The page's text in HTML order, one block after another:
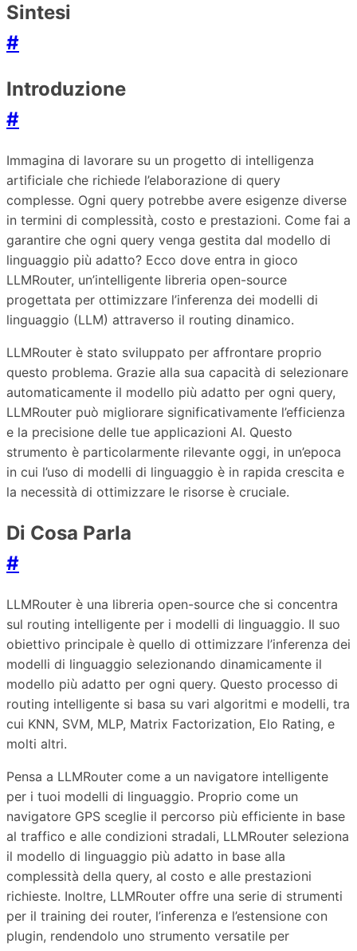
Sintesi
#
Introduzione
#
Immagina di lavorare su un progetto di intelligenza
artificiale che richiede l’elaborazione di query
complesse. Ogni query potrebbe avere esigenze diverse
in termini di complessità, costo e prestazioni. Come fai a
garantire che ogni query venga gestita dal modello di
linguaggio più adatto? Ecco dove entra in gioco
LLMRouter, un’intelligente libreria open-source
progettata per ottimizzare l’inferenza dei modelli di
linguaggio (LLM) attraverso il routing dinamico.
LLMRouter è stato sviluppato per affrontare proprio
questo problema. Grazie alla sua capacità di selezionare
automaticamente il modello più adatto per ogni query,
LLMRouter può migliorare significativamente l’efficienza
e la precisione delle tue applicazioni AI. Questo
strumento è particolarmente rilevante oggi, in un’epoca
in cui l’uso di modelli di linguaggio è in rapida crescita e
la necessità di ottimizzare le risorse è cruciale.
Di Cosa Parla
#
LLMRouter è una libreria open-source che si concentra
sul routing intelligente per i modelli di linguaggio. Il suo
obiettivo principale è quello di ottimizzare l’inferenza dei
modelli di linguaggio selezionando dinamicamente il
modello più adatto per ogni query. Questo processo di
routing intelligente si basa su vari algoritmi e modelli, tra
cui KNN, SVM, MLP, Matrix Factorization, Elo Rating, e
molti altri.
Pensa a LLMRouter come a un navigatore intelligente
per i tuoi modelli di linguaggio. Proprio come un
navigatore GPS sceglie il percorso più efficiente in base
al traffico e alle condizioni stradali, LLMRouter seleziona
il modello di linguaggio più adatto in base alla
complessità della query, al costo e alle prestazioni
richieste. Inoltre, LLMRouter offre una serie di strumenti
per il training dei router, l’inferenza e l’estensione con
plugin, rendendolo uno strumento versatile per